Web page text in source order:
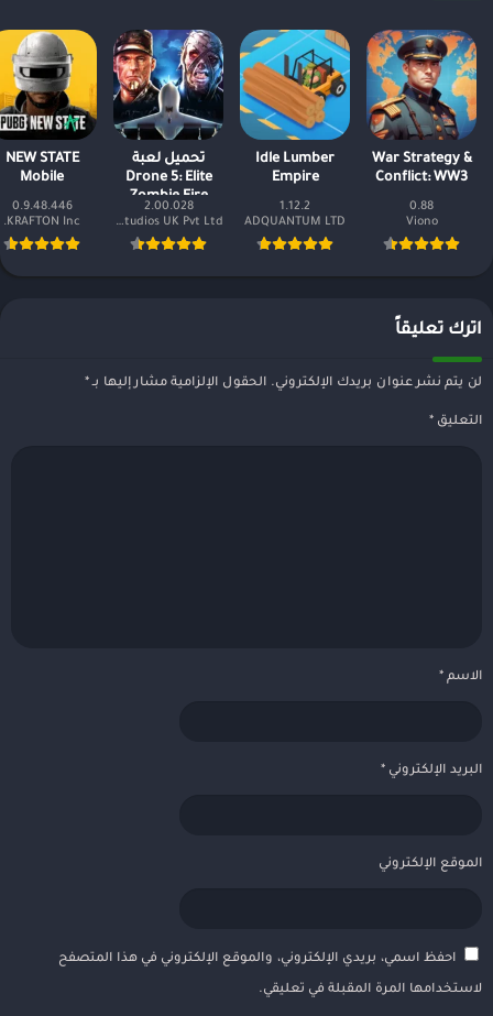
War Strategy &
Conflict: WW3
0.88
Viono
Idle Lumber
Empire
1.12.2
ADQUANTUM LTD
تحميل لعبة
Drone 5: Elite
Zombie Fire
مهكرة أموال غير
محدودة
2.00.028
Reliance Entertainment Studios UK Pvt Ltd
NEW STATE
Mobile
0.9.48.446
KRAFTON Inc.
اترك تعليقاً
لن يتم نشر عنوان بريدك الإلكتروني. الحقول الإلزامية مشار إليها بـ*
التعليق *
الاسم *
البريد الإلكتروني *
الموقع الإلكتروني
احفظ اسمي، بريدي الإلكتروني، والموقع الإلكتروني في هذا المتصفح
لاستخدامها المرة المقبلة في تعليقي.